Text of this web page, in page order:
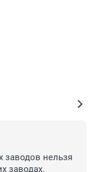
заводов нельзя
заводах.